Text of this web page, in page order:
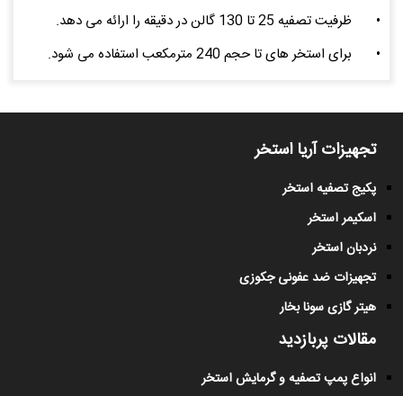
•
ظرفیت تصفیه 25 تا 130 گالن در دقیقه را ارائه می دهد.
•
برای استخر های تا حجم 240 مترمکعب استفاده می شود.
تجهیزات آریا استخر
پکیج تصفیه استخر
اسکیمر استخر
نردبان استخر
تجهیزات ضد عفونی جکوزی
هیتر گازی سونا بخار
مقالات پربازدید
انواع پمپ تصفیه و گرمایش استخر